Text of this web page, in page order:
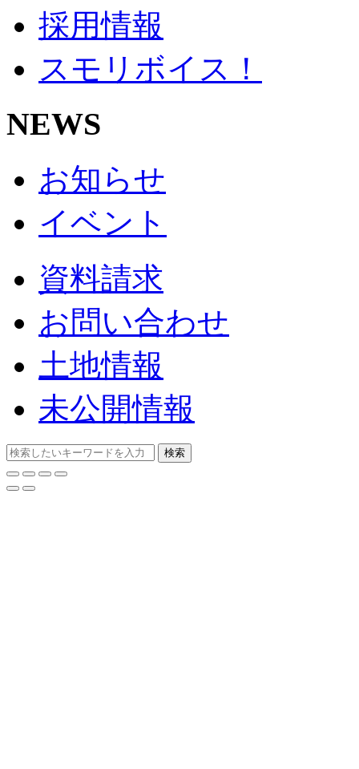
採用情報
スモリボイス！
NEWS
お知らせ
イベント
資料請求
お問い合わせ
土地情報
未公開情報
検索